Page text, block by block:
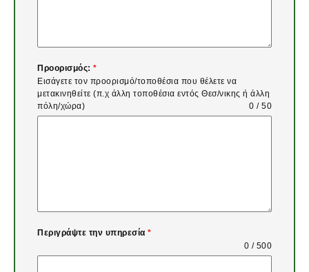
Προορισμός: *
Εισάγετε τον προορισμό/τοποθέσια που θέλετε να
μετακινηθείτε (π.χ άλλη τοποθέσια εντός Θεσ/νικης ή άλλη
πόλη/χώρα)
0 / 50
Περιγράψτε την υπηρεσία *
0 / 500